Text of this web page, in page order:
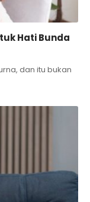
Hati Bunda
dan itu bukan